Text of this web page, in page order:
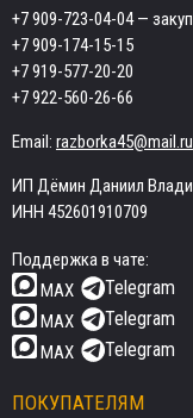
+7 909-723-04-04—
+7 909-174-15-15
+7 919-577-20-20
+7 922-560-26-66
Email: razborka45@mail.ru
ИП Дёмин Даниил
ИНН 452601910709
Поддержка в чате:
MAX
Telegram
MAX Telegram
MAX Telegram
ПОКУПАТЕЛЯМ